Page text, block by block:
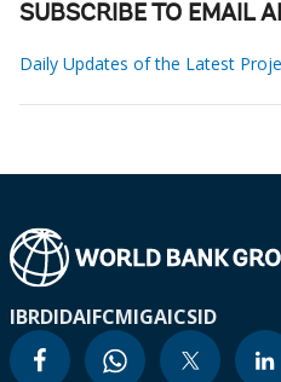
SUBSCRIBE TO EMAIL
Daily Updates of the Latest
IBRDIDAIFCMIGAICSID